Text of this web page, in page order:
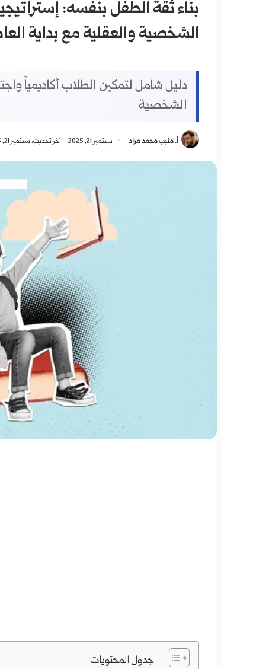
بناء ثقة الطفل بنفسه:
الشخصية والعقلية مع بداية
دليل شامل لتمكين الطلاب أكاديمياً
الشخصية
أ. منيب محمد مراد سبتمبر 21, 2025 آخر تحديث: سبتمبر 21, 2025
جدول المحتويات
فيه؟